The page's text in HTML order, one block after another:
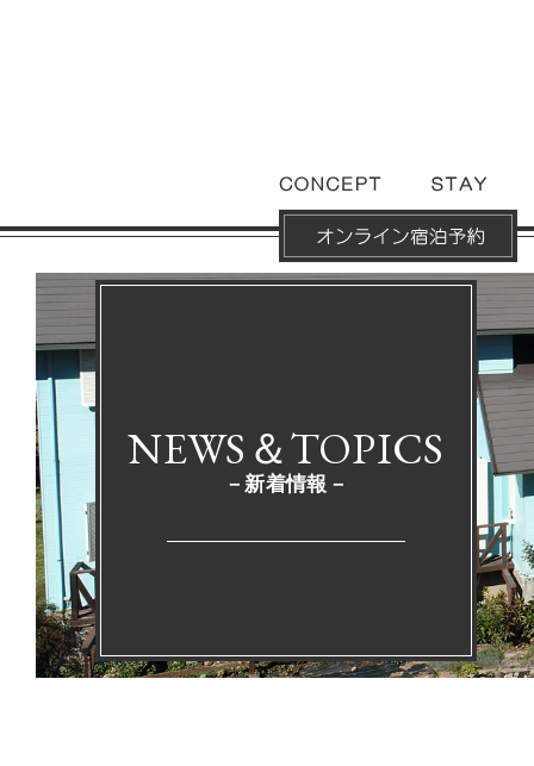
NEWS＆TOPICS
－新着情報－